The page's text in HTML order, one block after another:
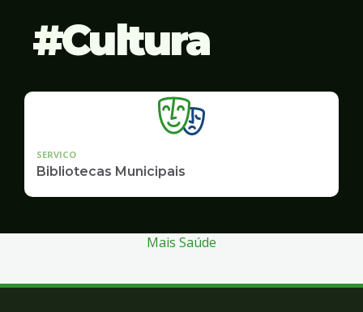
Cultura
SERVICO
Bibliotecas Municipais
Mais Saúde